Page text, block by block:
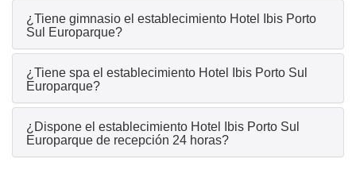
¿Tiene gimnasio el establecimiento Hotel Ibis Porto
Sul Europarque?
¿Tiene spa el establecimiento Hotel Ibis Porto Sul
Europarque?
¿Dispone el establecimiento Hotel Ibis Porto Sul
Europarque de recepción 24 horas?